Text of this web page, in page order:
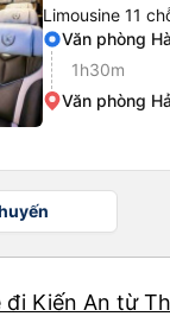
Limousine 11
Văn phòng
1h30m
Văn phòng
Kiến An từ